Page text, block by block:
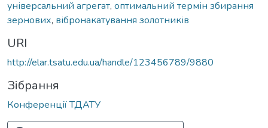
універсальний агрегат, оптимальний термін збирання
зернових, вібронакатування золотників
URI
http://elar.tsatu.edu.ua/handle/123456789/9880
Зібрання
Конференції ТДАТУ